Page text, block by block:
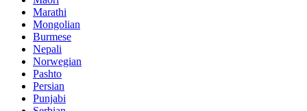
Marathi
Mongolian
Burmese
Nepali
Norwegian
Pashto
Persian
Punjabi